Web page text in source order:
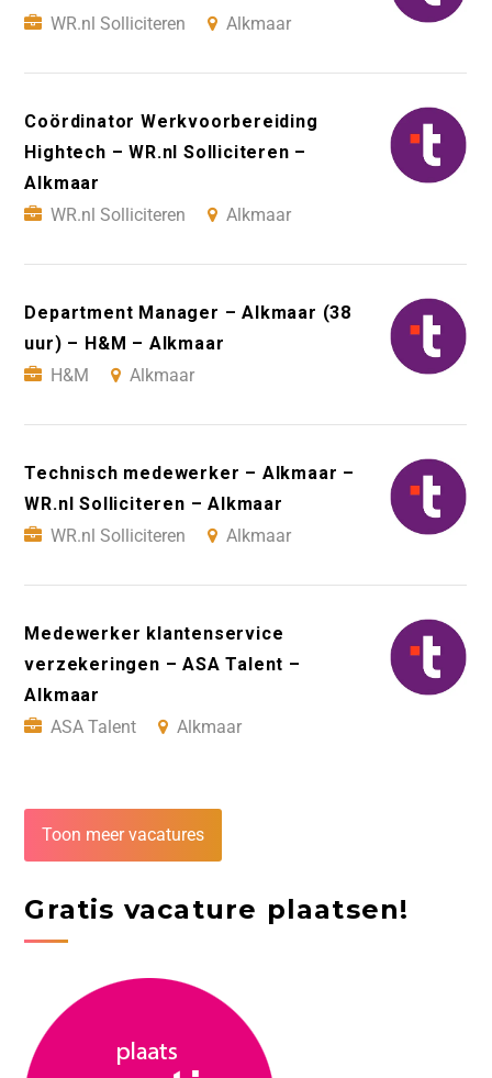
WR.nl Solliciteren
Alkmaar
Coördinator Werkvoorbereiding
Hightech – WR.nl Solliciteren –
Alkmaar
WR.nl Solliciteren
Alkmaar
Department Manager – Alkmaar (38
uur) – H&M – Alkmaar
H&M
Alkmaar
Technisch medewerker – Alkmaar –
WR.nl Solliciteren – Alkmaar
WR.nl Solliciteren
Alkmaar
Medewerker klantenservice
verzekeringen – ASA Talent –
Alkmaar
ASA Talent
Alkmaar
Toon meer vacatures
Gratis vacature plaatsen!